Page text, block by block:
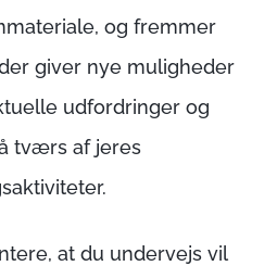
og fremmer
giver nye muligheder
udfordringer og
tværs af jeres
at du undervejs vil